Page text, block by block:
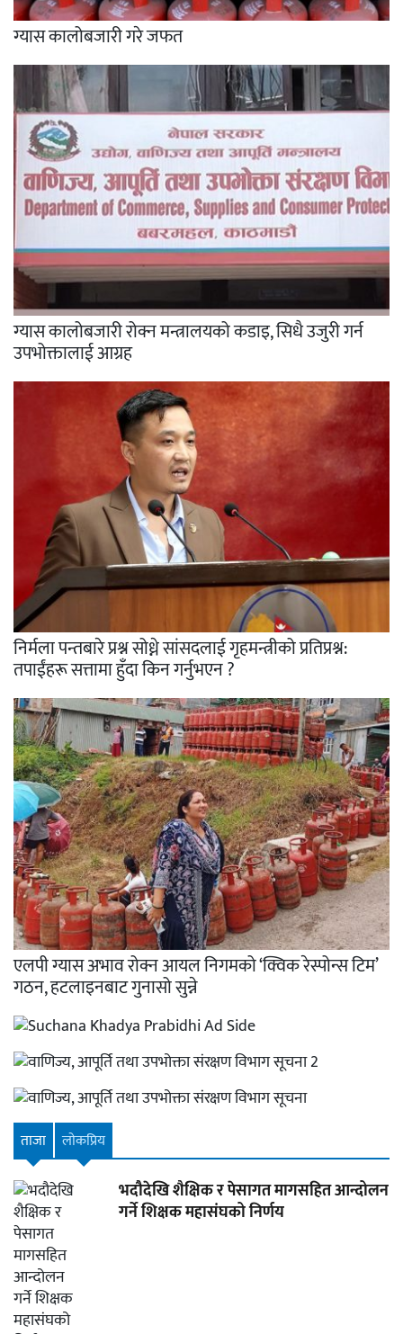
ग्यास कालोबजारी गरे जफत
ग्यास कालोबजारी रोक्न मन्त्रालयको कडाइ, सिधै उजुरी गर्न
उपभोक्तालाई आग्रह
निर्मला पन्तबारे प्रश्न सोध्ने सांसदलाई गृहमन्त्रीको प्रतिप्रश्न:
तपाईंहरू सत्तामा हुँदा किन गर्नुभएन ?
एलपी ग्यास अभाव रोक्न आयल निगमको ‘क्विक रेस्पोन्स टिम’
गठन, हटलाइनबाट गुनासो सुन्ने
ताजा लाेकप्रिय
भदौदेखि शैक्षिक र पेसागत मागसहित आन्दोलन
गर्ने शिक्षक महासंघको निर्णय